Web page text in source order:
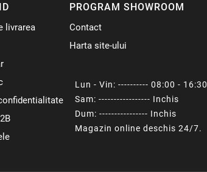
livrarea
PROGRAM SHOWROOM
Contact
Harta site-ului
Lun - Vin: ---------- 08:00 - 16:30
Sam: ----------------- Inchis
Dum: ---------------- Inchis
Magazin online deschis 24/7.